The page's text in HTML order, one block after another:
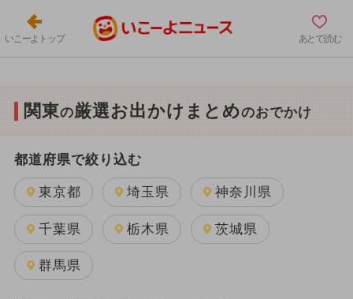
いこーよトップ あとで読む
関東の厳選お出かけまとめのおでかけ
都道府県で絞り込む
東京都 埼玉県 神奈川県
千葉県 栃木県 茨城県
群馬県